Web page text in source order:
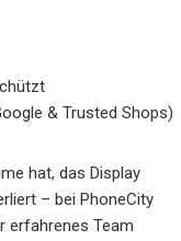
& Trusted Shops)
hat, das Display
– bei PhoneCity
erfahrenes Team